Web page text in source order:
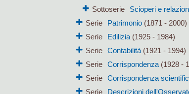
Sottoserie
Scioperi e
Serie
Patrimonio(1871 - 2000)
Serie
Edilizia(1925 - 1984)
Serie Contabilità(1921 - 1994)
Serie Corrispondenza(1928 -
Serie Corrispondenza
Serie
Descrizioni